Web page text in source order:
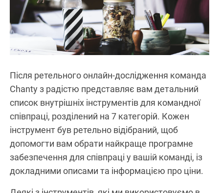
Після ретельного онлайн-дослідження команда
Chanty з радістю представляє вам детальний
список внутрішніх інструментів для командної
співпраці, розділений на 7 категорій. Кожен
інструмент був ретельно відібраний, щоб
допомогти вам обрати найкраще програмне
забезпечення для співпраці у вашій команді, із
докладними описами та інформацією про ціни.